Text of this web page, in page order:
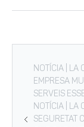
NOTÍCIA | LA
EMPRESA
SERVEIS
NOTÍCIA | LA
SEGURETAT